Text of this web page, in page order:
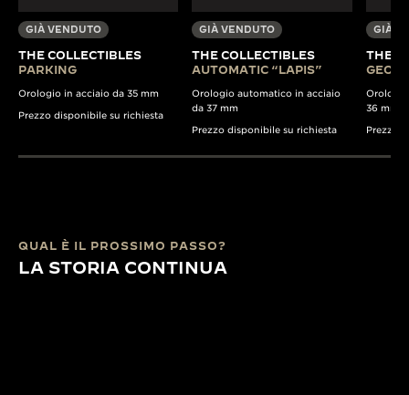
GIÀ VENDUTO
THE COLLECTIBLES
PARKING
Orologio in acciaio da 35 mm
Prezzo disponibile su richiesta
GIÀ VENDUTO
THE COLLECTIBLES
AUTOMATIC “LAPIS”
Orologio automatico in acciaio
da 37 mm
Prezzo disponibile su richiesta
GIÀ
THE
36 mm
Prezzo
QUAL È IL PROSSIMO PASSO?
LA STORIA CONTINUA